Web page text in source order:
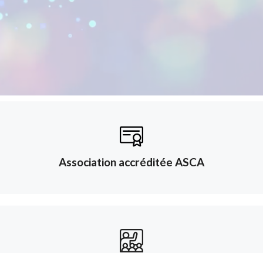
Association accréditée ASCA